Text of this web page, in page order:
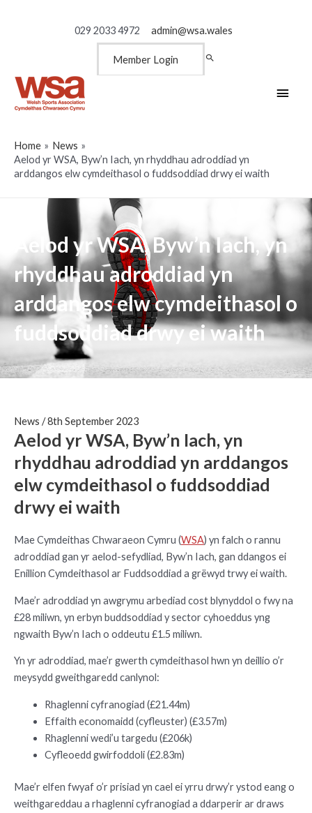
029 2033 4972 admin@wsa.wales
Member Login
Main
Home
News
Aelod yr WSA, Byw’n Iach, yn rhyddhau adroddiad yn
arddangos elw cymdeithasol o fuddsoddiad drwy ei waith
Aelod yr WSA, Byw’n Iach, yn
rhyddhau adroddiad yn
arddangos elw cymdeithasol o
fuddsoddiad drwy ei waith
News /8th September 2023
Aelod yr WSA, Byw’n Iach, yn
rhyddhau adroddiad yn arddangos
elw cymdeithasol o fuddsoddiad
drwy ei waith
Mae Cymdeithas Chwaraeon Cymru (WSA) yn falch o rannu
adroddiad gan yr aelod-sefydliad, Byw’n Iach, gan ddangos ei
Enillion Cymdeithasol ar Fuddsoddiad a grëwyd trwy ei waith.
Mae’r adroddiad yn awgrymu arbediad cost blynyddol o fwy na
£28 miliwn, yn erbyn buddsoddiad y sector cyhoeddus yng
ngwaith Byw’n Iach o oddeutu £1.5 miliwn.
Yn yr adroddiad, mae’r gwerth cymdeithasol hwn yn deillio o’r
meysydd gweithgaredd canlynol:
Rhaglenni cyfranogiad (£21.44m)
Effaith economaidd (cyfleuster) (£3.57m)
Rhaglenni wedi’u targedu (£206k)
Cyfleoedd gwirfoddoli (£2.83m)
Mae’r elfen fwyaf o’r prisiad yn cael ei yrru drwy’r ystod eang o
weithgareddau a rhaglenni cyfranogiad a ddarperir ar draws